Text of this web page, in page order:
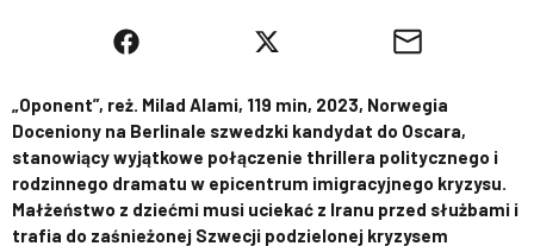
„Oponent”, reż. Milad Alami, 119 min, 2023, Norwegia
Doceniony na Berlinale szwedzki kandydat do Oscara,
stanowiący wyjątkowe połączenie thrillera politycznego i
rodzinnego dramatu w epicentrum imigracyjnego kryzysu.
Małżeństwo z dziećmi musi uciekać z Iranu przed służbami i
trafia do zaśnieżonej Szwecji podzielonej kryzysem